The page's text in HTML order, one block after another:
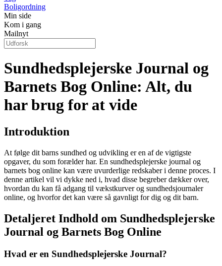
Boligordning
Min side
Kom i gang
Mailnyt
Sundhedsplejerske Journal og
Barnets Bog Online: Alt, du
har brug for at vide
Introduktion
At følge dit barns sundhed og udvikling er en af de vigtigste
opgaver, du som forælder har. En sundhedsplejerske journal og
barnets bog online kan være uvurderlige redskaber i denne proces. I
denne artikel vil vi dykke ned i, hvad disse begreber dækker over,
hvordan du kan få adgang til vækstkurver og sundhedsjournaler
online, og hvorfor det kan være så gavnligt for dig og dit barn.
Detaljeret Indhold om Sundhedsplejerske
Journal og Barnets Bog Online
Hvad er en Sundhedsplejerske Journal?